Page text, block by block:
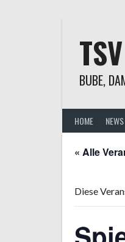
BUBE,
HOME NEWS
« Alle
Diese